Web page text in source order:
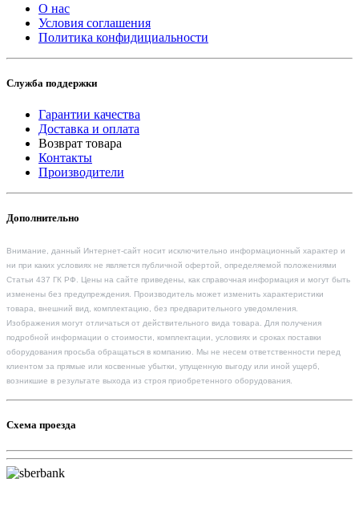
О нас
Условия соглашения
Политика конфидициальности
Служба поддержки
Гарантии качества
Доставка и оплата
Возврат товара
Контакты
Производители
Дополнительно
Внимание, данный Интернет-сайт носит исключительно информационный характер и
ни при каких условиях не является публичной офертой, определяемой положениями
Статьи 437 ГК РФ. Цены на сайте приведены, как справочная информация и могут быть
изменены без предупреждения. Производитель может изменить характеристики
товара, внешний вид, комплектацию, без предварительного уведомления.
Изображения могут отличаться от действительного вида товара. Для получения
подробной информации о стоимости, комплектации, условиях и сроках поставки
оборудования просьба обращаться в компанию. Мы не несем ответственности перед
клиентом за прямые или косвенные убытки, упущенную выгоду или иной ущерб,
возникшие в результате выхода из строя приобретенного оборудования.
Схема проезда